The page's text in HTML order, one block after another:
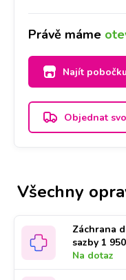
Právě máme
Najít pobočku
Objednat
Všechny
Záchrana
sazby 1
Na dotaz